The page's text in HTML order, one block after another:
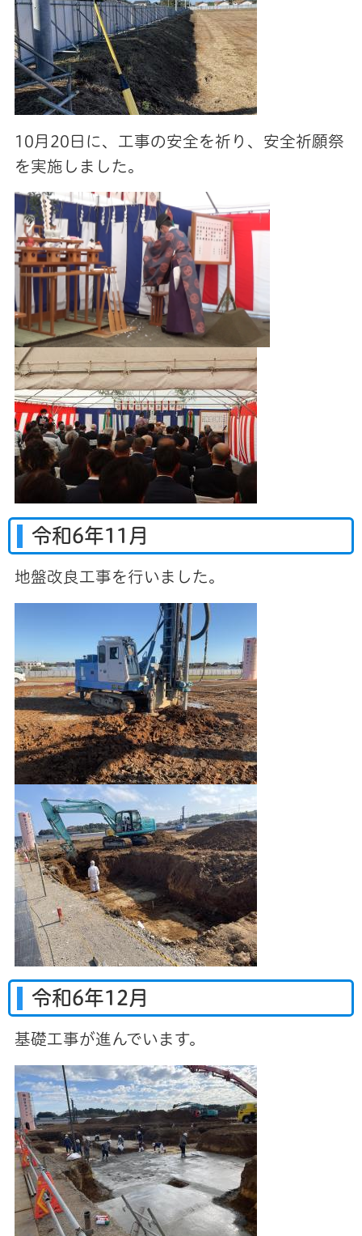
10月20日に、工事の安全を祈り、安全祈願祭
を実施しました。
令和6年11月
地盤改良工事を行いました。
令和6年12月
基礎工事が進んでいます。